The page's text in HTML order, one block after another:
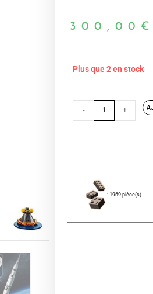
300,00 €
Plus que 2 en stock
- +
: 1969 pièce(s)